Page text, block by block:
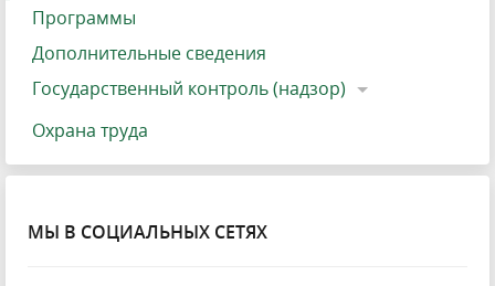
Программы
Дополнительные сведения
Государственный контроль (надзор)
Охрана труда
МЫ В СОЦИАЛЬНЫХ СЕТЯХ